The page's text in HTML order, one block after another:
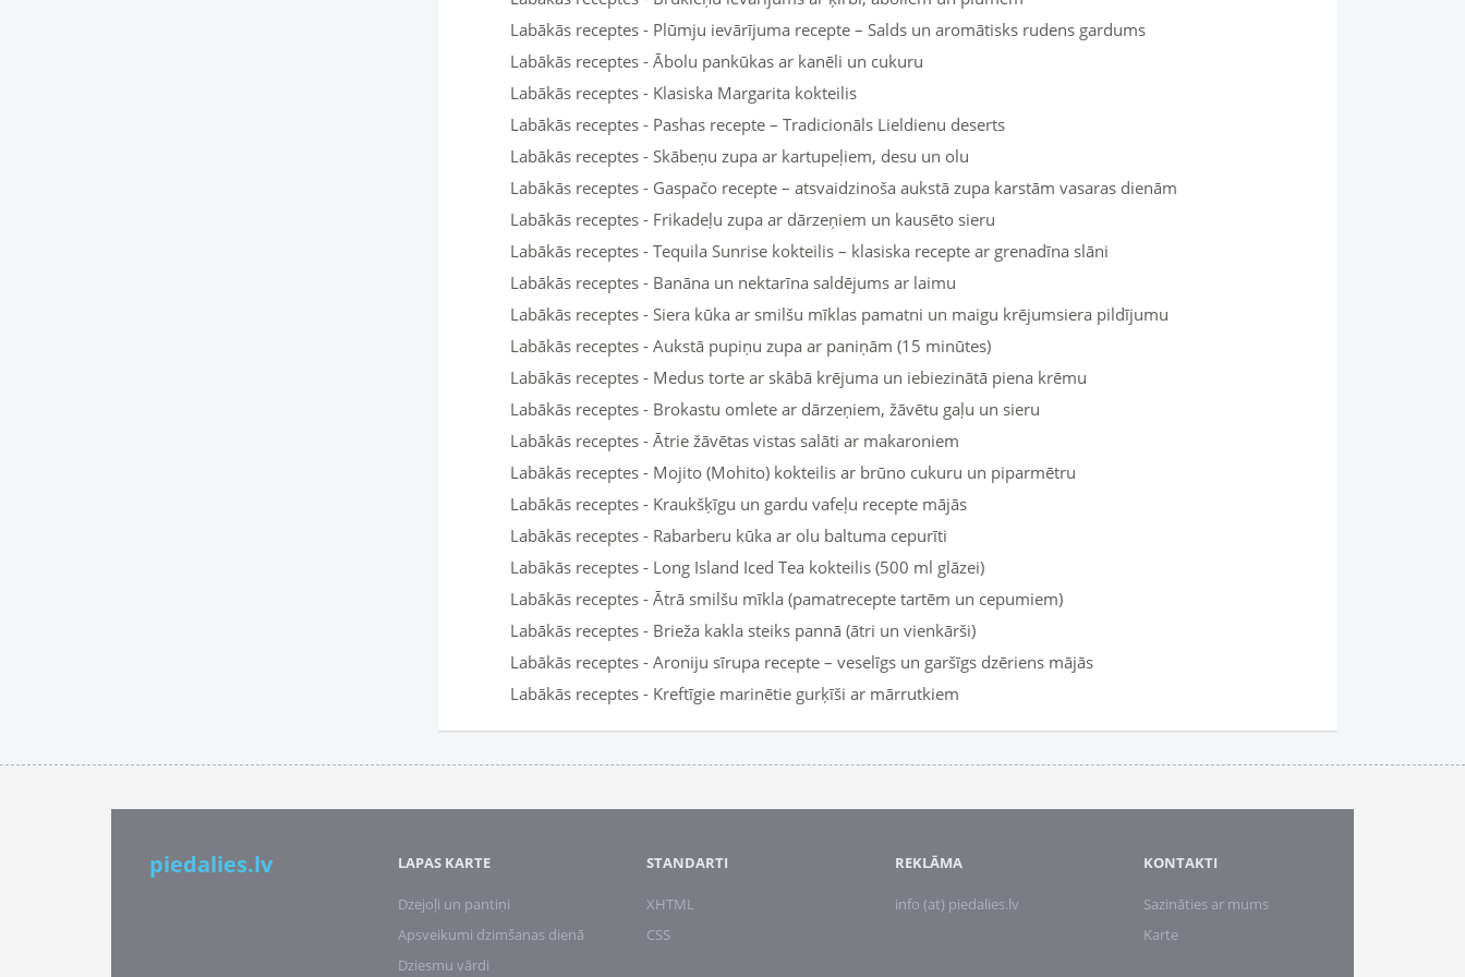
Labākās receptes - Plūmju ievārījuma recepte – Salds un aromātisks rudens gardums
Labākās receptes - Ābolu pankūkas ar kanēli un cukuru
Labākās receptes - Klasiska Margarita kokteilis
Labākās receptes - Pashas recepte – Tradicionāls Lieldienu deserts
Labākās receptes - Skābeņu zupa ar kartupeļiem, desu un olu
Labākās receptes - Gaspačo recepte – atsvaidzinoša aukstā zupa karstām vasaras dienām
Labākās receptes - Frikadeļu zupa ar dārzeņiem un kausēto sieru
Labākās receptes - Tequila Sunrise kokteilis – klasiska recepte ar grenadīna slāni
Labākās receptes - Banāna un nektarīna saldējums ar laimu
Labākās receptes - Siera kūka ar smilšu mīklas pamatni un maigu krējumsiera pildījumu
Labākās receptes - Aukstā pupiņu zupa ar paniņām (15 minūtes)
Labākās receptes - Medus torte ar skābā krējuma un iebiezinātā piena krēmu
Labākās receptes - Brokastu omlete ar dārzeņiem, žāvētu gaļu un sieru
Labākās receptes - Ātrie žāvētas vistas salāti ar makaroniem
Labākās receptes - Mojito (Mohito) kokteilis ar brūno cukuru un piparmētru
Labākās receptes - Kraukšķīgu un gardu vafeļu recepte mājās
Labākās receptes - Rabarberu kūka ar olu baltuma cepurīti
Labākās receptes - Long Island Iced Tea kokteilis (500 ml glāzei)
Labākās receptes - Ātrā smilšu mīkla (pamatrecepte tartēm un cepumiem)
Labākās receptes - Brieža kakla steiks pannā (ātri un vienkārši)
Labākās receptes - Aroniju sīrupa recepte – veselīgs un garšīgs dzēriens mājās
Labākās receptes - Kreftīgie marinētie gurķīši ar mārrutkiem
piedalies.lv LAPAS KARTE
Dzejoļi un pantiņi
Apsveikumi dzimšanas dienā
Dziesmu vārdi
STANDARTI
XHTML
CSS
REKLĀMA
info (at) piedalies.lv
KONTAKTI
Sazināties ar mums
Karte